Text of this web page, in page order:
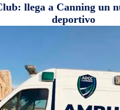
llega a Canning un
deportivo